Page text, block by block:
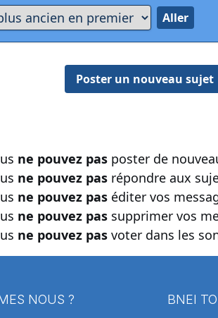
Poster un nouveau sujet
ne pouvez pas poster de
ne pouvez pas répondre aux
ne pouvez pas éditer vos
ne pouvez pas supprimer vos
ne pouvez pas voter dans les
NOUS ? BNEI